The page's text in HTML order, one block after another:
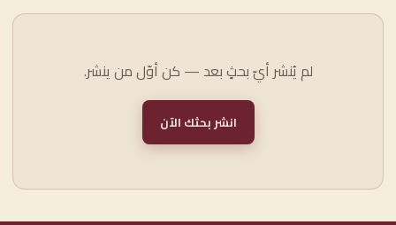
لم يُنشر أيّ بحثٍ بعد — كن أوّل من ينشر.
انشر بحثك الآن